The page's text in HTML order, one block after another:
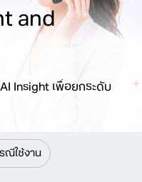
and
Insight เพื่อยกระดับ
ณีใช้งาน